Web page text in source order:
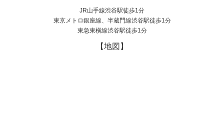
JR山手線渋谷駅徒歩1分
東京メトロ銀座線、半蔵門線渋谷駅徒歩1分
東急東横線渋谷駅徒歩1分
【地図】